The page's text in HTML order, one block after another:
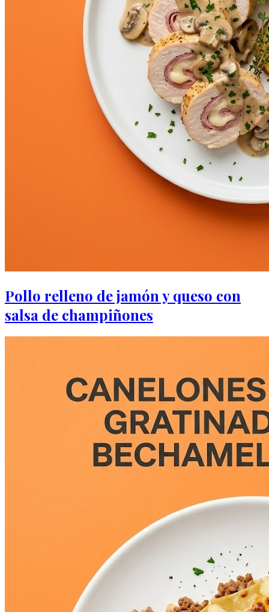
Pollo relleno de jamón y queso con
salsa de champiñones